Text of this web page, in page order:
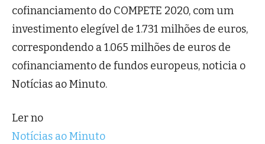
cofinanciamento do COMPETE 2020, com um
investimento elegível de 1.731 milhões de euros,
correspondendo a 1.065 milhões de euros de
cofinanciamento de fundos europeus, noticia o
Notícias ao Minuto.
Ler no
Notícias ao Minuto